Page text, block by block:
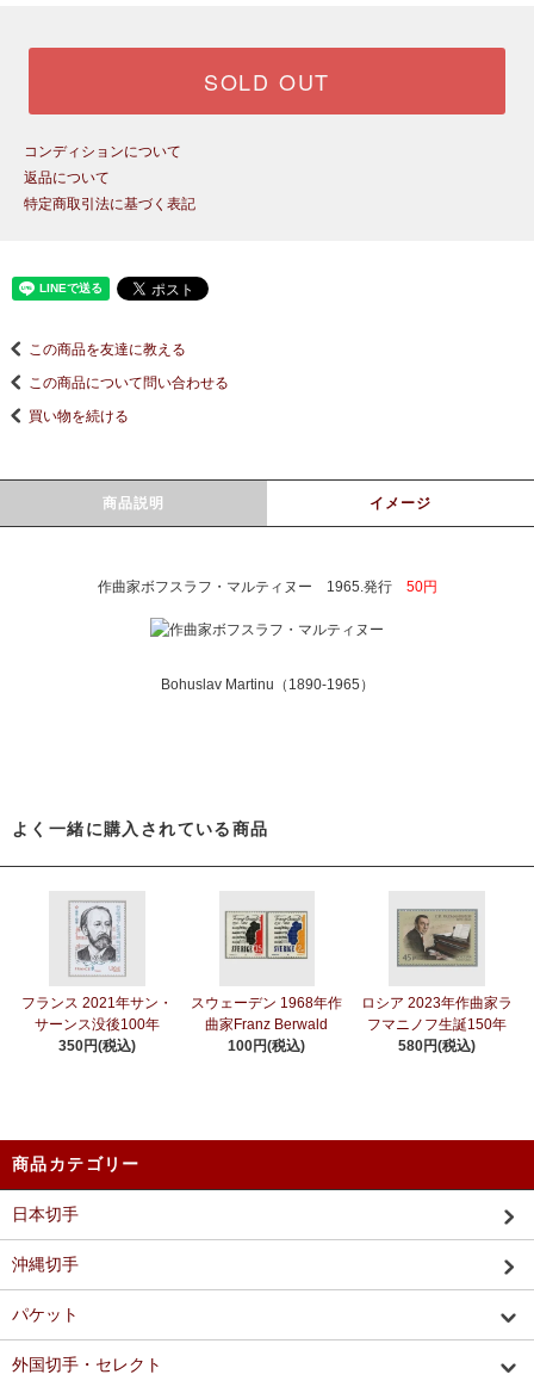
SOLD OUT
コンディションについて
返品について
特定商取引法に基づく表記
この商品を友達に教える
この商品について問い合わせる
買い物を続ける
商品説明 イメージ
作曲家ボフスラフ・マルティヌー 1965.発行 50円
Bohuslav Martinu（1890-1965）
よく一緒に購入されている商品
フランス 2021年サン・
サーンス没後100年
350円(税込)
スウェーデン 1968年作
曲家Franz Berwald
100円(税込)
ロシア 2023年作曲家ラ
フマニノフ生誕150年
580円(税込)
商品カテゴリー
日本切手
沖縄切手
パケット
外国切手・セレクト